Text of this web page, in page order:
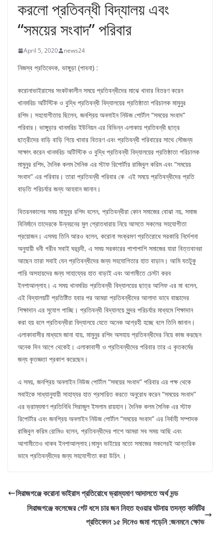
করলো প্রতিবন্ধী বিদ্যালয় এবং
“সময়ের সংবাদ” পরিবার
April 5, 2020 news24
নিজস্ব প্রতিবেদক, ভাঙ্গুড়া (পাবনা) :
করোনাভাইরাসের সংকটকালীন সময়ে প্রতিবন্ধীদের মাঝে খাবার বিতরণ করেন
খানমরিচ অটিস্টিক ও বুদ্ধি প্রতিবন্ধী বিদ্যালয়ের প্রতিষ্ঠাতা পরিচালক মামুনুর
রশিদ। সহযোগীতায় ছিলেন, জনপ্রিয় অনলাইন নিউজ পোর্টাল “সময়ের সংবাদ”
পরিবার। ভাঙ্গুড়ার খানমরিচ ইউনিয়ন এর বিভিন্ন এলাকায় প্রতিবন্ধী ছাত্র
ছাত্রীদের বাড়ি বাড়ি গিয়ে খাবার বিতরণ এবং প্রতিবন্ধী পরিবারের সাথে সৌজন্য
সাক্ষাৎ করেন খানমরিচ অটিস্টিক ও বুদ্ধি প্রতিবন্ধী বিদ্যালয়ের প্রতিষ্ঠাতা পরিচালক
মামুনুর রশিদ, দৈনিক কলম সৈনিক এর স্টাফ রিপোর্টার রাজিবুল করিম এবং “সময়ের
সংবাদ” এর পরিবার। তারা প্রতিবন্ধী পরিবার কে এই সময়ে প্রতিবন্ধীদের প্রতি
বাড়তি পরিচর্যার জন্য আহবান জানান।
বিতরনকালের সময় মামুনুর রশিদ বলেন, প্রতিবন্ধীরা কোন সমাজের বোঝা নয়, সমাজ
বিনির্মানে তাদেরকে উন্নয়নের মুল শ্রোতধারায় নিয়ে আসতে সকলের সহযোগীতা
প্রয়োজন। এসময় তিনি আরও বলেন, করোনা সংক্রমণ প্রতিরোধে সরকারি নির্দেশনা
অনুযায়ী ধনী গরীব সবাই ঘরবন্দী, এ সময় সরকারের পাশাপাশি সমাজের যারা বিত্তবানরা
আছেন তারা সবাই যেন প্রতিবন্ধীদের জন্য সহযোগিতার হাত বাড়ান। আমি যতটুকু
পারি অসহায়দের জন্য সাহায্যের হাত বাড়াই এবং আগামীতে চেস্টা করব
ইনশাআল্লাহ। এ সময় খানমরিচ প্রতিবন্ধী বিদ্যালয়ের ছাত্র আলিফ এর মা বলেন,
এই বিদ্যালয়টি প্রতিষ্টিত হবার পর আমরা প্রতিবন্ধীদের আলাদা ভাবে বাচ্চাদের
শিক্ষাদান এর সুযোগ পাচ্ছি। প্রতিবন্ধী বিদ্যালয়ে সুন্দর পরিচর্যার মাধ্যমে শিক্ষাদান
করা হয় বলে প্রতিবন্ধীরা বিদ্যালয়ে যেতে অনেক আগ্রহী হচ্ছে বলে তিনি জানান।
এলাকাবাসীর মাধ্যমে জানা যায়, মামুনুর রশিদ অসহায় প্রতিবন্ধীদের নিয়ে কাজ করছেন
অনেক দিন আগে থেকেই। এলাকাবাসী ও প্রতিবন্ধীদের পরিবার তার এ কৃতকর্মের
জন্য কৃতজ্ঞতা প্রকাশ করেছেন।
এ সময়, জনপ্রিয় অনলাইন নিউজ পোর্টাল “সময়ের সংবাদ” পরিবার এর পক্ষ থেকে
সবাইকে সাধ্যানুযায়ী সাহায্যর হাত প্রসারিত করতে অনুরোধ করেন “সময়ের সংবাদ”
এর ভ্রাম্যমাণ প্রতিনিধি সিরাজুল ইসলাম রায়হান। দৈনিক কলম সৈনিক এর স্টাফ
রিপোর্টার এবং জনপ্রিয় অনলাইন নিউজ পোর্টাল “সময়ের সংবাদ” এর নির্বাহী সম্পাদক
রাজিবুল করিম রোমিও বলেন, প্রতিবন্ধীদের পাশে আমরা সব সময় আছি এবং
আগামীতেও থাকব ইনশাআল্লাহ।মামুন ভাইয়ের মতো সমাজের সকলেরই আন্তরিক
ভাবে প্রতিবন্ধীদের জন্য সহযোগীতা করা উচিৎ ।
সিরাজগঞ্জে করোনা ভাইরাস প্রতিরোধে ভ্রাম্যমাণ আদালতে অর্থ দন্ড
সিরাজগঞ্জে কলেজের গেট ধসে চার জন নিহত হওয়ার ঘটনায় তদন্ত কমিটির
প্রতিবেদন ১৫ দিনেও জমা পড়েনি :জনমনে ক্ষোভ